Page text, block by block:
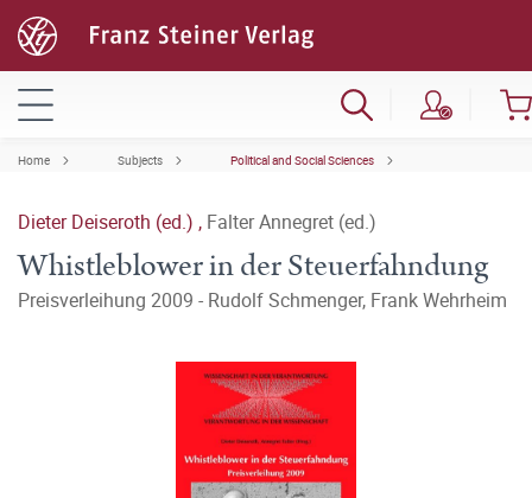
Home Subjects Political and Social Sciences
Dieter Deiseroth (ed.) , Falter Annegret (ed.)
Whistleblower in der Steuerfahndung
Preisverleihung 2009 - Rudolf Schmenger, Frank Wehrheim